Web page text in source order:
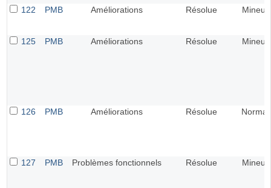
122 PMB Améliorations Résolue Mineur
125 PMB Améliorations Résolue Mineur
126 PMB Améliorations Résolue Normal
127 PMB Problèmes fonctionnels Résolue Mineur